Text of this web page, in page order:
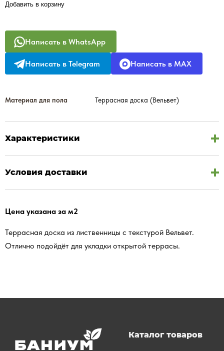
Добавить в корзину
Написать в WhatsApp
Написать в Telegram Написать в MAX
Материал для пола Террасная доска (Вельвет)
Характеристики
Условия доставки
Цена указана за м2
Террасная доска из лиственницы с текстурой Вельвет.
Отлично подойдёт для укладки открытой террасы.
Каталог товаров